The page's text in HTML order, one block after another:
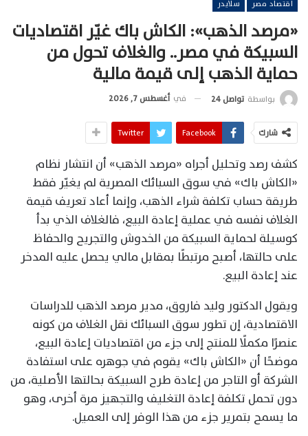
اقتصاد مصر سلايدر
«مرصد الذهب»: الكاش باك غيّر اقتصاديات
السبيكة في مصر.. والغلاف تحول من
حماية الذهب إلى قيمة مالية
بواسطة تواصل 24 في أغسطس 7, 2026
شارك Facebook
Twitter
كشف رصد وتحليل أجراه «مرصد الذهب» أن انتشار نظام
«الكاش باك» في سوق السبائك المصرية لم يغيّر فقط
طريقة حساب تكلفة شراء الذهب، وإنما أعاد تعريف قيمة
الغلاف نفسه في عملية إعادة البيع، فالغلاف الذي بدأ
كوسيلة لحماية السبيكة من الخدوش والتجريح والحفاظ
على حالتها، أصبح مرتبطًا بمقابل مالي يحصل عليه المدخر
عند إعادة البيع.
ويقول الدكتور وليد فاروق، مدير مرصد الذهب للدراسات
الاقتصادية، إن تطور سوق السبائك نقل الغلاف من كونه
عنصرًا مكملًا للمنتج إلى جزء من اقتصاديات إعادة البيع،
موضحًا أن «الكاش باك» يقوم في جوهره على استفادة
الشركة أو التاجر من إعادة طرح السبيكة بحالتها الأصلية، من
دون تحمل تكلفة إعادة التغليف والتجهيز مرة أخرى، وهو
ما يسمح بتمرير جزء من هذا الوفر إلى العميل.